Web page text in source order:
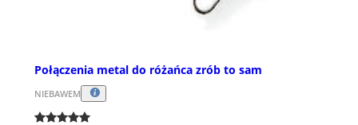
Połączenia metal do różańca zrób to sam
NIEBAWEM